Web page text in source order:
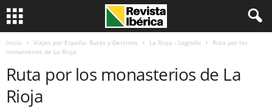
Inicio Viajes por España: Rutas y Destinos La Rioja - Logroño
Ruta por los
monasterios de La Rioja
Ruta por los monasterios de La
Rioja